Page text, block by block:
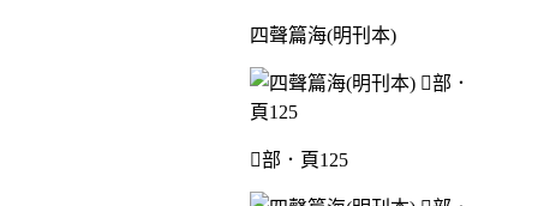
四聲篇海(明刊本)
部．頁125